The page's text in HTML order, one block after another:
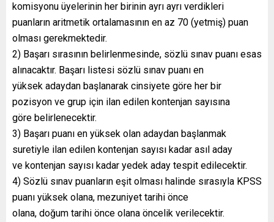
komisyonu üyelerinin her birinin ayrı ayrı verdikleri
puanların aritmetik ortalamasının en az 70 (yetmiş) puan
olması gerekmektedir.
2) Başarı sırasının belirlenmesinde, sözlü sınav puanı esas
alınacaktır. Başarı listesi sözlü sınav puanı en
yüksek adaydan başlanarak cinsiyete göre her bir
pozisyon ve grup için ilan edilen kontenjan sayısına
göre belirlenecektir.
3) Başarı puanı en yüksek olan adaydan başlanmak
suretiyle ilan edilen kontenjan sayısı kadar asıl aday
ve kontenjan sayısı kadar yedek aday tespit edilecektir.
4) Sözlü sınav puanların eşit olması halinde sırasıyla KPSS
puanı yüksek olana, mezuniyet tarihi önce
olana, doğum tarihi önce olana öncelik verilecektir.